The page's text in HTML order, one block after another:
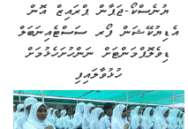
ޔުނެސްކޯ-ޖަޕާން ޕްރައިޒް އޮން
އެޑިޔުކޭޝަން ފޯރ ސަސްޓެއިނަބަލް
ޑިވެލޮޕްމަންޓަށް ނަންހުށަހެޅުމަށް
ހުޅުވާލައިފި